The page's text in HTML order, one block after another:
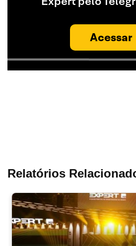
Acessar
Relatórios